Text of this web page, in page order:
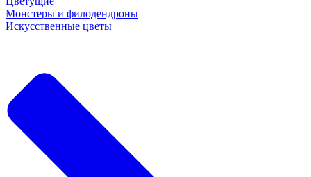
Монстеры и филодендроны
Искусственные цветы